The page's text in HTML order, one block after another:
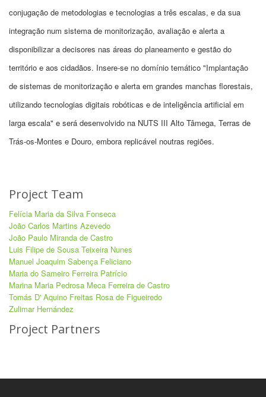
conjugação de metodologias e tecnologias a três escalas, e da sua
integração num sistema de monitorização, avaliação e alerta a
disponibilizar a decisores nas áreas do planeamento e gestão do
território e aos cidadãos. Insere-se no domínio temático "Implantação
de sistemas de monitorização e alerta em grandes manchas florestais,
utilizando tecnologias digitais robóticas e de inteligência artificial em
larga escala" e será desenvolvido na NUTS III Alto Tâmega, Terras de
Trás-os-Montes e Douro, embora replicável noutras regiões.
Project Team
Felícia Maria da Silva Fonseca
João Carlos Martins Azevedo
João Paulo Miranda de Castro
Luis Filipe de Sousa Teixeira Nunes
Manuel Joaquim Sabença Feliciano
Maria do Sameiro Ferreira Patrício
Marina Maria Pedrosa Meca Ferreira de Castro
Tomás D' Aquino Freitas Rosa de Figueiredo
Zulimar Hernández
Project Partners